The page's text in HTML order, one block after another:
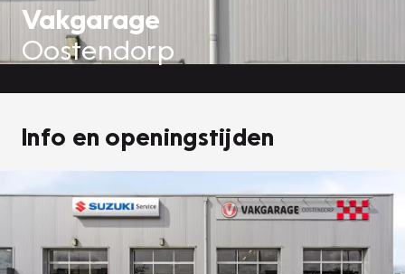
Vakgarage
Oostendorp
Info en openingstijden